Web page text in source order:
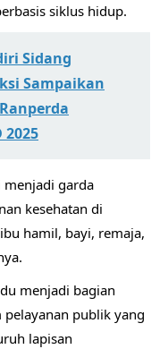
siklus hidup.
Sidang
Sampaikan
menjadi garda
kesehatan di
hamil, bayi, remaja,
menjadi bagian
publik yang
lapisan